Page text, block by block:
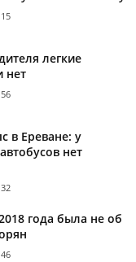
легкие
нет
в Ереване: у
нет
года была не об